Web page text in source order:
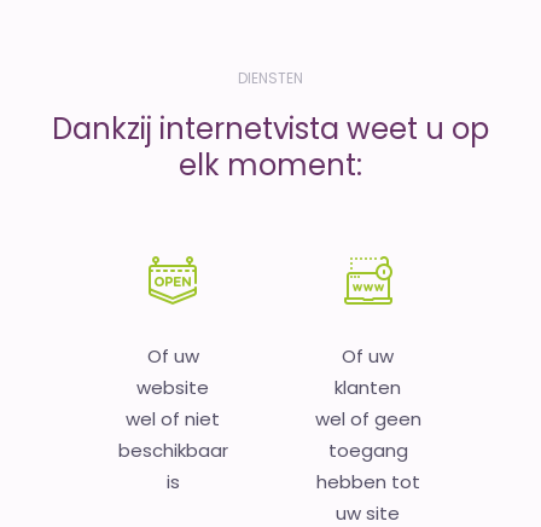
DIENSTEN
Dankzij internetvista weet u op
elk moment:
Of uw
website
wel of niet
beschikbaar
is
Of uw
klanten
wel of geen
toegang
hebben tot
uw site